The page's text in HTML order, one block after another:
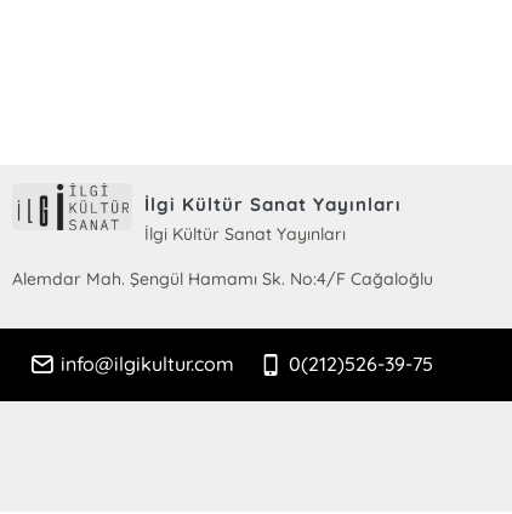
İlgi Kültür Sanat Yayınları
İlgi Kültür Sanat Yayınları
Alemdar Mah. Şengül Hamamı Sk. No:4/F Cağaloğlu
info@ilgikultur.com 0(212)526-39-75